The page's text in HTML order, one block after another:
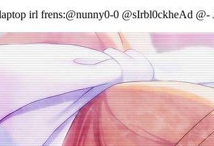
irl frens:@nunny0-0 @sIrbl0ckheAd